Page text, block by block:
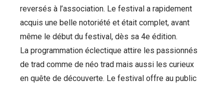
reversés à l’association. Le festival a rapidement
acquis une belle notoriété et était complet, avant
même le début du festival, dès sa 4e édition.
La programmation éclectique attire les passionnés
de trad comme de néo trad mais aussi les curieux
en quête de découverte. Le festival offre au public